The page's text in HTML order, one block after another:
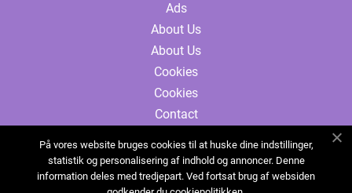
Ads
About Us
About Us
Cookies
Cookies
Contact
Sitemap
Sitemap
På vores website bruges cookies til at huske dine indstillinger,
statistik og personalisering af indhold og annoncer. Denne
information deles med tredjepart. Ved fortsat brug af websiden